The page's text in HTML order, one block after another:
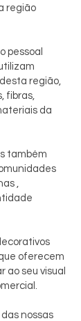
região
pessoal
região,
fibras,
da
também
,
oferecem
ao seu visual
nossas